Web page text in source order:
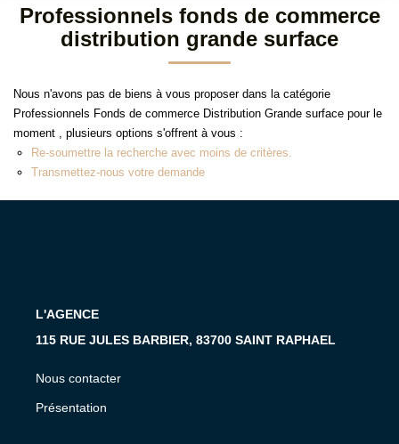
SYNDIC
ESTIMATION
AGENCE
Sélectionnez...
Type de bien
Surface min
Créer une alerte
Professionnels fonds de commerce
distribution grande surface
Nous n'avons pas de biens à vous proposer dans la catégorie
Professionnels Fonds de commerce Distribution Grande surface pour le
moment , plusieurs options s'offrent à vous :
Re-soumettre la recherche avec moins de critères.
Transmettez-nous votre demande
L'AGENCE
115 RUE JULES BARBIER, 83700 SAINT RAPHAEL
Nous contacter
Présentation